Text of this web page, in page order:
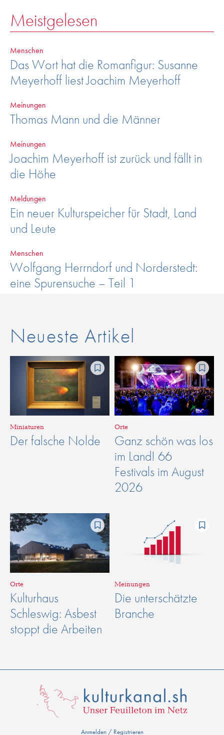
Meistgelesen
Menschen
Das Wort hat die Romanfigur: Susanne
Meyerhoff liest Joachim Meyerhoff
Meinungen
Thomas Mann und die Männer
Meinungen
Joachim Meyerhoff ist zurück und fällt in
die Höhe
Meldungen
Ein neuer Kulturspeicher für Stadt, Land
und Leute
Menschen
Wolfgang Herrndorf und Norderstedt:
eine Spurensuche – Teil 1
Neueste Artikel
Miniaturen
Der falsche Nolde
Orte
Ganz schön was los
im Land! 66
Festivals im August
2026
Orte
Kulturhaus
Schleswig: Asbest
stoppt die Arbeiten
Meinungen
Die unterschätzte
Branche
Anmelden / Registrieren